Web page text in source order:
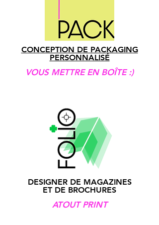
CONCEPTION DE PACKAGING
PERSONNALISÉ
VOUS METTRE EN BOÎTE :)
DESIGNER DE MAGAZINES
ET DE BROCHURES
ATOUT PRINT